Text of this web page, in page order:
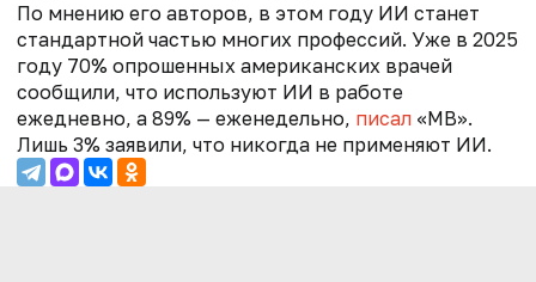
По мнению его авторов, в этом году ИИ станет
стандартной частью многих профессий. Уже в 2025
году 70% опрошенных американских врачей
сообщили, что используют ИИ в работе
ежедневно, а 89% — еженедельно, писал «МВ».
Лишь 3% заявили, что никогда не применяют ИИ.